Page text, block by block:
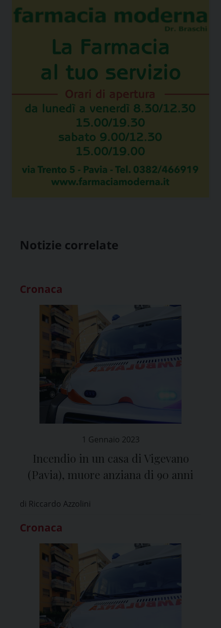
Notizie correlate
Cronaca
1 Gennaio 2023
Incendio in un casa di Vigevano
(Pavia), muore anziana di 90 anni
di Riccardo Azzolini
Cronaca